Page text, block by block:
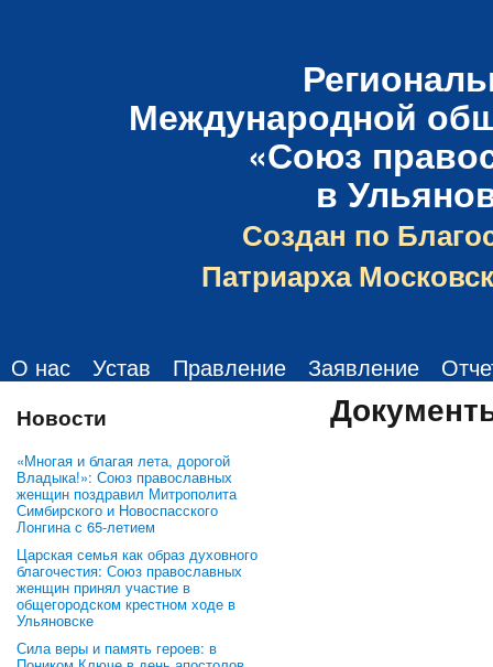
Международной
«Союз
в
Создан по
Патриарха
О нас Устав Правление Заявление
Новости
«Многая и благая лета, дорогой
Владыка!»: Союз православных
женщин поздравил Митрополита
Симбирского и Новоспасского
Лонгина с 65-летием
Царская семья как образ духовного
благочестия: Союз православных
женщин принял участие в
общегородском крестном ходе в
Ульяновске
Сила веры и память героев: в